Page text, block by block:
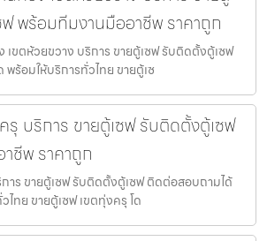
พร้อมทีมงานมืออาชีพ ราคาถูก
เขตห้วยขวาง บริการ ขายตู้เซฟ รับติดตั้งตู้เซฟ
ร้อมให้บริการทั่วไทย ขายตู้เซ
รุ บริการ ขายตู้เซฟ รับติดตั้งตู้เซฟ
ชีพ ราคาถูก
าร ขายตู้เซฟ รับติดตั้งตู้เซฟ ติดต่อสอบถามได้
ทย ขายตู้เซฟ เขตทุ่งครุ โด